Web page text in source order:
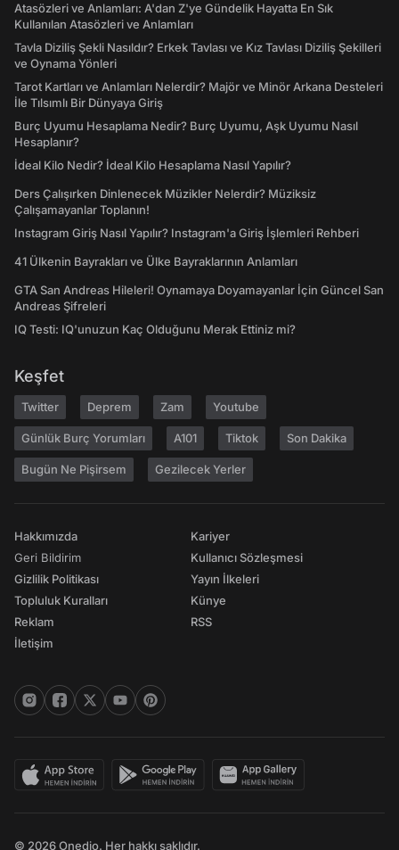
Atasözleri ve Anlamları: A'dan Z'ye Gündelik Hayatta En Sık
Kullanılan Atasözleri ve Anlamları
Tavla Diziliş Şekli Nasıldır? Erkek Tavlası ve Kız Tavlası Diziliş Şekilleri
ve Oynama Yönleri
Tarot Kartları ve Anlamları Nelerdir? Majör ve Minör Arkana Desteleri
İle Tılsımlı Bir Dünyaya Giriş
Burç Uyumu Hesaplama Nedir? Burç Uyumu, Aşk Uyumu Nasıl
Hesaplanır?
İdeal Kilo Nedir? İdeal Kilo Hesaplama Nasıl Yapılır?
Ders Çalışırken Dinlenecek Müzikler Nelerdir? Müziksiz
Çalışamayanlar Toplanın!
Instagram Giriş Nasıl Yapılır? Instagram'a Giriş İşlemleri Rehberi
41 Ülkenin Bayrakları ve Ülke Bayraklarının Anlamları
GTA San Andreas Hileleri! Oynamaya Doyamayanlar İçin Güncel San
Andreas Şifreleri
IQ Testi: IQ'unuzun Kaç Olduğunu Merak Ettiniz mi?
Keşfet
Twitter Deprem Zam Youtube
Günlük Burç Yorumları A101 Tiktok Son Dakika
Bugün Ne Pişirsem Gezilecek Yerler
Hakkımızda
Geri Bildirim
Gizlilik Politikası
Topluluk Kuralları
Reklam
İletişim
Kariyer
Kullanıcı Sözleşmesi
Yayın İlkeleri
Künye
RSS
© 2026 Onedio. Her hakkı saklıdır.